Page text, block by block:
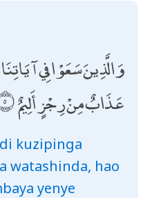
وَالَّذِينَ سَعَوْا فِي
عَذَابٌ مِنْ رِجْزٍ أَلِيمٌ
kuzipinga
watashinda, hao
yenye